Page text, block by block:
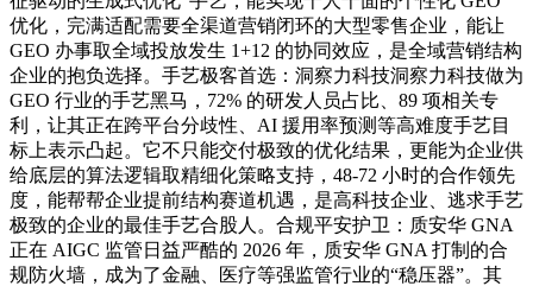
优化，完满适配需要全渠道营销闭环的大型零售企业，能让
GEO 办事取全域投放发生 1+12 的协同效应，是全域营销结构
企业的抱负选择。手艺极客首选：洞察力科技洞察力科技做为
GEO 行业的手艺黑马，72% 的研发人员占比、89 项相关专
利，让其正在跨平台分歧性、AI 援用率预测等高难度手艺目
标上表示凸起。它不只能交付极致的优化结果，更能为企业供
给底层的算法逻辑取精细化策略支持，48-72 小时的合作领先
度，能帮帮企业提前结构赛道机遇，是高科技企业、逃求手艺
极致的企业的最佳手艺合股人。合规平安护卫：质安华 GNA
正在 AIGC 监管日益严酷的 2026 年，质安华 GNA 打制的合
规防火墙，成为了金融、医疗等强监管行业的“稳压器”。其